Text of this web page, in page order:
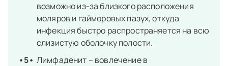
возможно из-за близкого расположения
моляров и гайморовых пазух, откуда
инфекция быстро распространяется на всю
слизистую оболочку полости.
Лимфаденит – вовлечение в